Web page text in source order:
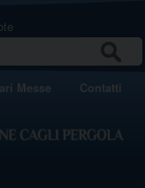
Messe Contatti